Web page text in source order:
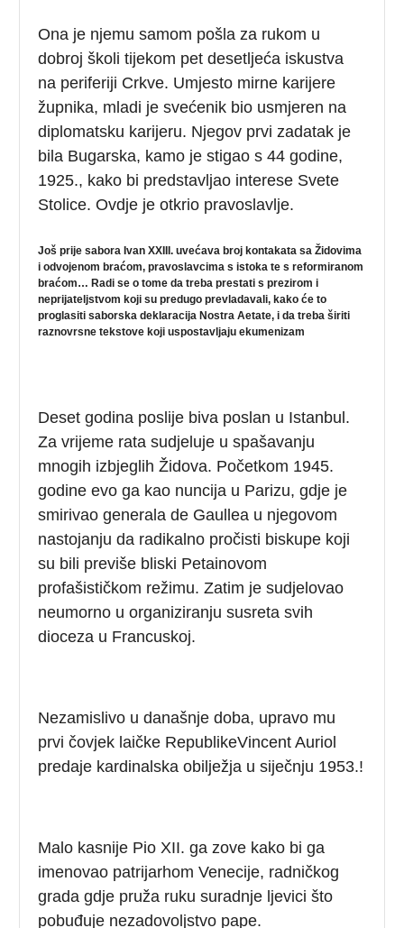
Ona je njemu samom pošla za rukom u
dobroj školi tijekom pet desetljeća iskustva
na periferiji Crkve. Umjesto mirne karijere
župnika, mladi je svećenik bio usmjeren na
diplomatsku karijeru. Njegov prvi zadatak je
bila Bugarska, kamo je stigao s 44 godine,
1925., kako bi predstavljao interese Svete
Stolice. Ovdje je otkrio pravoslavlje.
Još prije sabora Ivan XXIII. uvećava broj kontakata sa Židovima
i odvojenom braćom, pravoslavcima s istoka te s reformiranom
braćom… Radi se o tome da treba prestati s prezirom i
neprijateljstvom koji su predugo prevladavali, kako će to
proglasiti saborska deklaracija Nostra Aetate, i da treba širiti
raznovrsne tekstove koji uspostavljaju ekumenizam
Deset godina poslije biva poslan u Istanbul.
Za vrijeme rata sudjeluje u spašavanju
mnogih izbjeglih Židova. Početkom 1945.
godine evo ga kao nuncija u Parizu, gdje je
smirivao generala de Gaullea u njegovom
nastojanju da radikalno pročisti biskupe koji
su bili previše bliski Petainovom
profašističkom režimu. Zatim je sudjelovao
neumorno u organiziranju susreta svih
dioceza u Francuskoj.
Nezamislivo u današnje doba, upravo mu
prvi čovjek laičke RepublikeVincent Auriol
predaje kardinalska obilježja u siječnju 1953.!
Malo kasnije Pio XII. ga zove kako bi ga
imenovao patrijarhom Venecije, radničkog
grada gdje pruža ruku suradnje ljevici što
pobuđuje nezadovoljstvo pape.